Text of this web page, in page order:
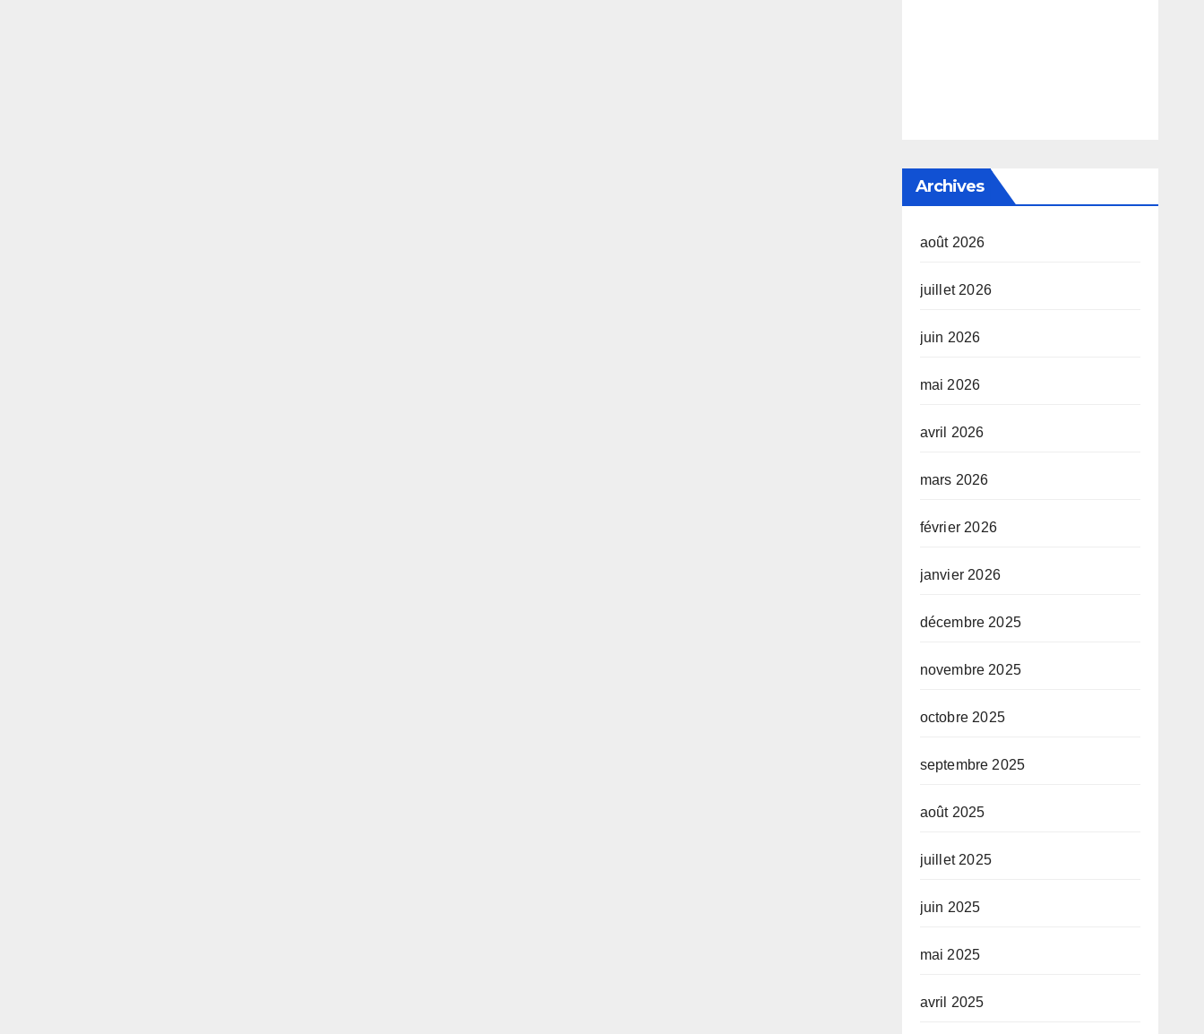
Archives
août 2026
juillet 2026
juin 2026
mai 2026
avril 2026
mars 2026
février 2026
janvier 2026
décembre 2025
novembre 2025
octobre 2025
septembre 2025
août 2025
juillet 2025
juin 2025
mai 2025
avril 2025